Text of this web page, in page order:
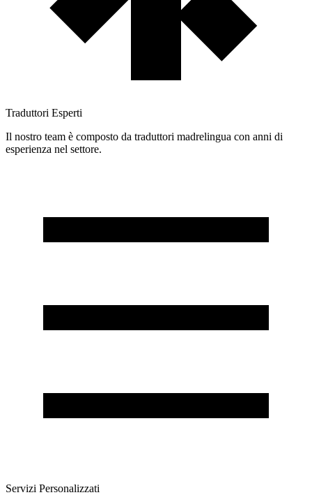
Traduttori Esperti
Il nostro team è composto da traduttori madrelingua con anni di
esperienza nel settore.
Servizi Personalizzati